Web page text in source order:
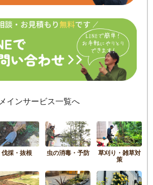
メインサービス一覧へ
伐採・抜根 虫の消毒・予防 草刈り・雑草対
策